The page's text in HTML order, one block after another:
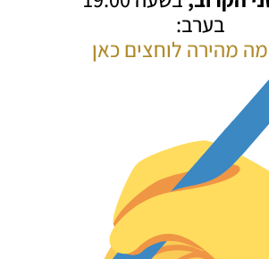
בערב:
מהירה לוחצים כאן